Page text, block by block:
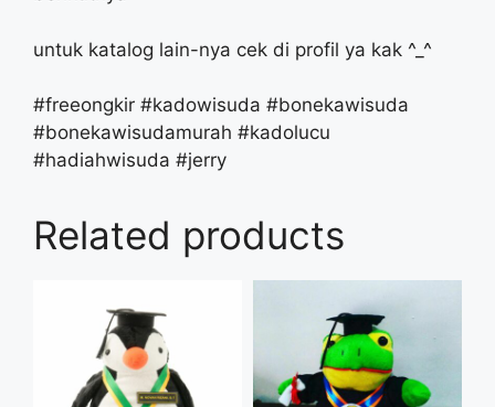
untuk katalog lain-nya cek di profil ya kak ^_^
#freeongkir #kadowisuda #bonekawisuda
#bonekawisudamurah #kadolucu
#hadiahwisuda #jerry
Related products